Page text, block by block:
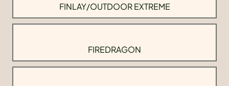
FINLAY/OUTDOOR EXTREME
FIREDRAGON